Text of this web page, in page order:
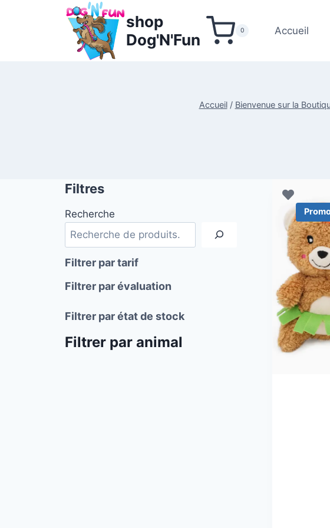
shop
Dog'N'Fun
0 Accueil
Accueil / Bienvenue sur la
Filtres
Recherche
Filtrer par tarif
Filtrer par évaluation
Filtrer par état de stock
Filtrer par animal